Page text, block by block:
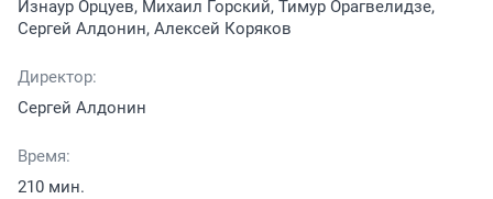
Изнаур Орцуев, Михаил Горский, Тимур Орагвелидзе,
Сергей Алдонин, Алексей Коряков
Директор:
Сергей Алдонин
Время:
210 мин.